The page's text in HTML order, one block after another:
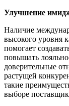
Улучшение
Наличие
высокого уровня
помогает
повышать
доверительные
растущей
такие
выборе